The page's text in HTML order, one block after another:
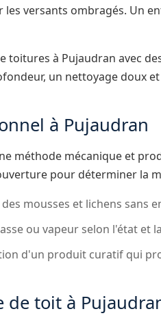
versants ombragés. Un
toitures à Pujaudran avec
un nettoyage doux
à Pujaudran
méthode mécanique et
pour déterminer la
mousses et lichens sans
ou vapeur selon l'état et
d'un produit curatif qui
toit à